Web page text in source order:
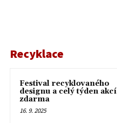
Recyklace
Festival recyklovaného
designu a celý týden akcí
zdarma
16. 9. 2025